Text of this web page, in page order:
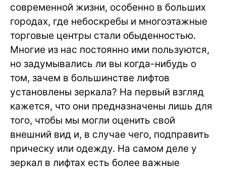
современной жизни, особенно в больших
городах, где небоскребы и многоэтажные
торговые центры стали обыденностью.
Многие из нас постоянно ими пользуются,
но задумывались ли вы когда-нибудь о
том, зачем в большинстве лифтов
установлены зеркала? На первый взгляд
кажется, что они предназначены лишь для
того, чтобы мы могли оценить свой
внешний вид и, в случае чего, подправить
прическу или одежду. На самом деле у
зеркал в лифтах есть более важные